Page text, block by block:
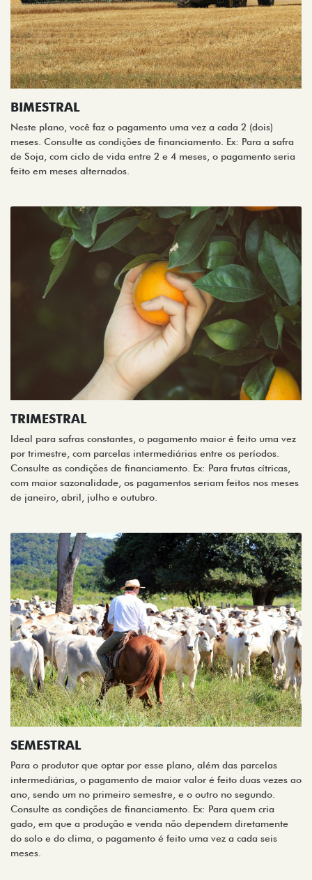
BIMESTRAL
Neste plano, você faz o pagamento uma vez a cada 2 (dois)
meses. Consulte as condições de financiamento. Ex: Para a safra
de Soja, com ciclo de vida entre 2 e 4 meses, o pagamento seria
feito em meses alternados.
TRIMESTRAL
Ideal para safras constantes, o pagamento maior é feito uma vez
por trimestre, com parcelas intermediárias entre os períodos.
Consulte as condições de financiamento. Ex: Para frutas cítricas,
com maior sazonalidade, os pagamentos seriam feitos nos meses
de janeiro, abril, julho e outubro.
SEMESTRAL
Para o produtor que optar por esse plano, além das parcelas
intermediárias, o pagamento de maior valor é feito duas vezes ao
ano, sendo um no primeiro semestre, e o outro no segundo.
Consulte as condições de financiamento. Ex: Para quem cria
gado, em que a produção e venda não dependem diretamente
do solo e do clima, o pagamento é feito uma vez a cada seis
meses.